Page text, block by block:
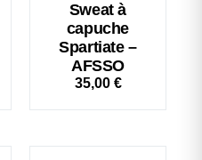
Sweat à
capuche
Spartiate –
AFSSO
35,00 €